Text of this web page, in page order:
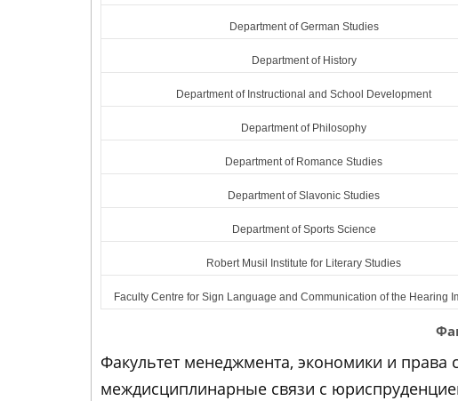
Department of German Studies
Department of History
Department of Instructional and School Development
Department of Philosophy
Department of Romance Studies
Department of Slavonic Studies
Department of Sports Science
Robert Musil Institute for Literary Studies
Faculty Centre for Sign Language and Communication of the Hearing
Факультет менеджмента, экономики и права
междисциплинарные связи с